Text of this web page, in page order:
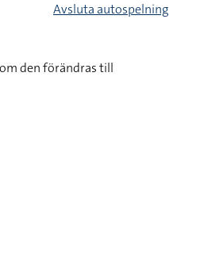
Avsluta autospelning
den förändras till